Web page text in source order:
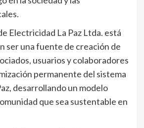
Electricidad La Paz Ltda. está
ser una fuente de creación de
usuarios y colaboradores
permanente del sistema
desarrollando un modelo
que sea sustentable en